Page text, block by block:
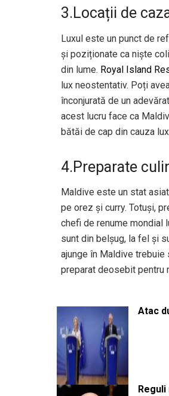
3.Locații de
Luxul este un punct de
și poziționate ca niște
din lume. Royal Island
lux neostentativ. Poți
înconjurată de un
acest lucru face ca
bătăi de cap din cauza
4.Preparate
Maldive este un stat
pe orez și curry. Totuși,
chefi de renume mondial
sunt din belșug, la fel și
ajunge în Maldive trebuie
preparat deosebit pentru
Atac